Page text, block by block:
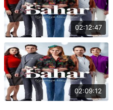
02:12:47
02:09:12